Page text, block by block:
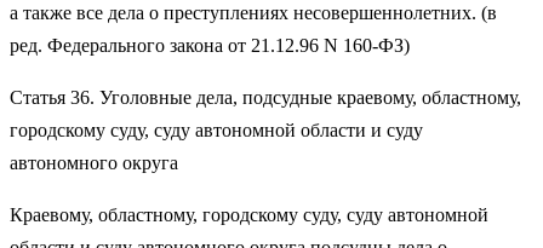
а также все дела о преступлениях несовершеннолетних. (в
ред. Федерального закона от 21.12.96 N 160-ФЗ)
Статья 36. Уголовные дела, подсудные краевому, областному,
городскому суду, суду автономной области и суду
автономного округа
Краевому, областному, городскому суду, суду автономной